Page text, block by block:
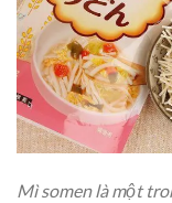
Mì somen là một